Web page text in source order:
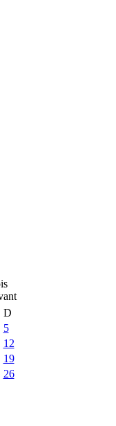
D
5
12
19
26